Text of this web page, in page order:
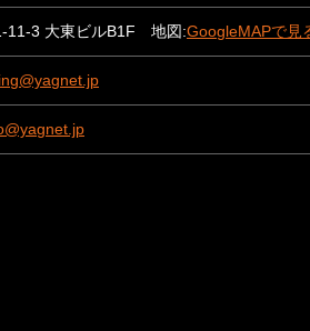
11-3 大東ビルB1F 地図:GoogleMAPで見